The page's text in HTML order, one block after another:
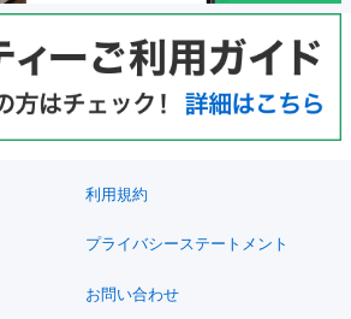
利用規約
プライバシーステートメント
お問い合わせ